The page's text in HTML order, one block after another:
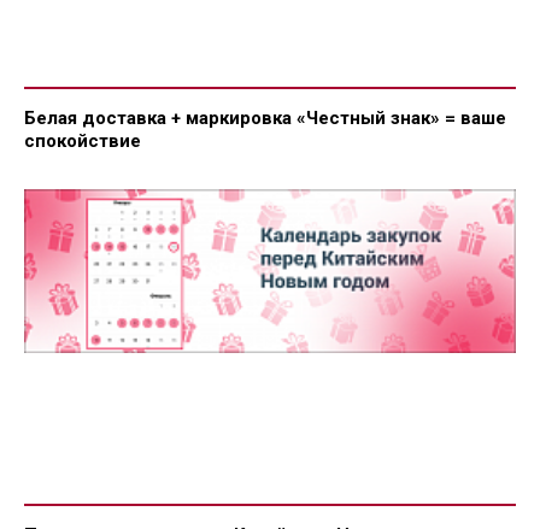
Белая доставка + маркировка «Честный знак» = ваше
спокойствие